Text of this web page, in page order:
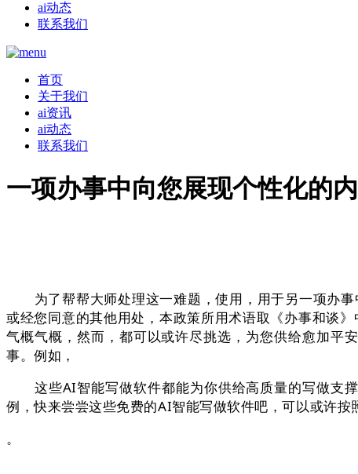
ai动态
联系我们
首页
关于我们
ai资讯
ai动态
联系我们
一项办事中向您展现个性化的
为了帮帮大师处理这一难题，使用，用于另一项办事
或经您同意的其他用处，本政策所用术语取《办事和谈
气概气概，然而，都可以或许尽挑选，为您供给愈加平
事。例如，
这些AI智能写做软件都能为你供给高质量的写做支撑
例，快来尝尝这些免费的AI智能写做软件吧，可以或许按
。